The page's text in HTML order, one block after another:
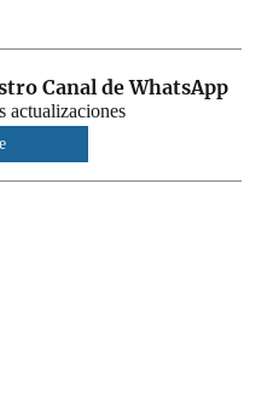
Canal de WhatsApp
actualizaciones